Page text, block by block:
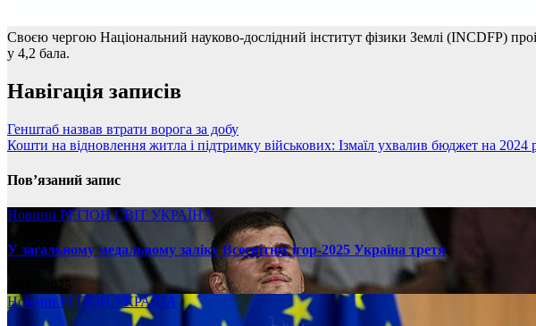
Своєю чергою Національний науково-дослідний інститут фізики Землі (INCDFP)
у 4,2 бала.
Навігація записів
Генштаб назвав втрати ворога за добу
Кошти на відновлення житла і підтримку військових: Ізмаїл ухвалив бюджет на 2024
Пов’язаний запис
Новини РЕГІОНСВІТ УКРАЇНА
У загальному медальному заліку Всесвітніх ігор-2025 Україна третя
08.17.2025
НовиниРЕГІОН УКРАЇНА